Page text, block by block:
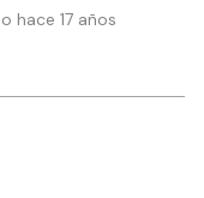
hace 17 años